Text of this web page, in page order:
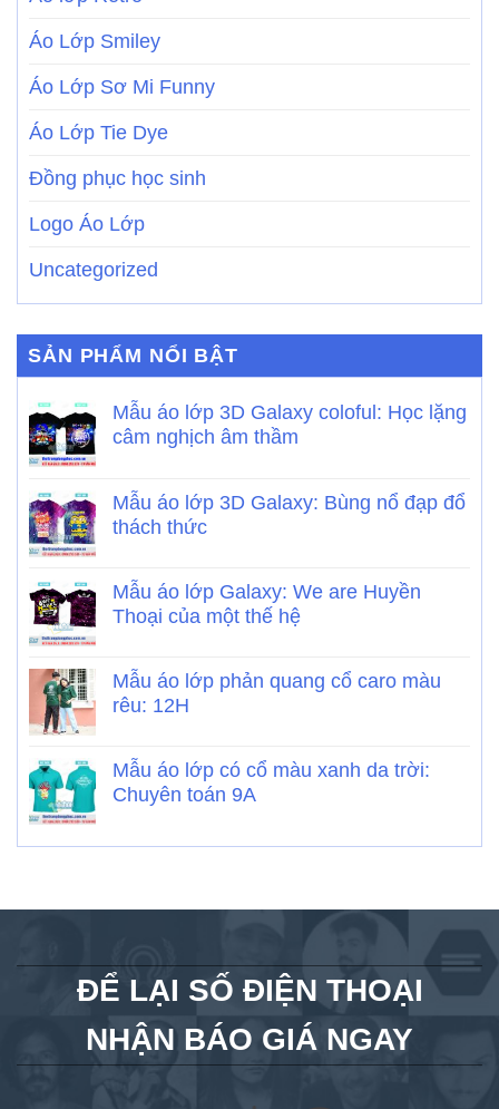
Áo Lớp Smiley
Áo Lớp Sơ Mi Funny
Áo Lớp Tie Dye
Đồng phục học sinh
Logo Áo Lớp
Uncategorized
SẢN PHẨM NỔI BẬT
Mẫu áo lớp 3D Galaxy coloful: Học lặng
câm nghịch âm thầm
Mẫu áo lớp 3D Galaxy: Bùng nổ đạp đổ
thách thức
Mẫu áo lớp Galaxy: We are Huyền
Thoại của một thế hệ
Mẫu áo lớp phản quang cổ caro màu
rêu: 12H
Mẫu áo lớp có cổ màu xanh da trời:
Chuyên toán 9A
ĐỂ LẠI SỐ ĐIỆN THOẠI
NHẬN BÁO GIÁ NGAY